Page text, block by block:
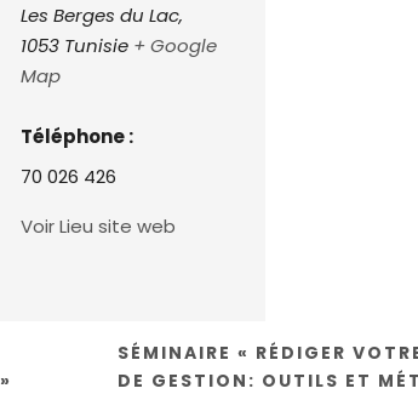
Les Berges du Lac,
1053 Tunisie + Google
Map
Téléphone :
70 026 426
Voir Lieu site web
SÉMINAIRE « RÉDIGER
DE GESTION: OUTILS ET